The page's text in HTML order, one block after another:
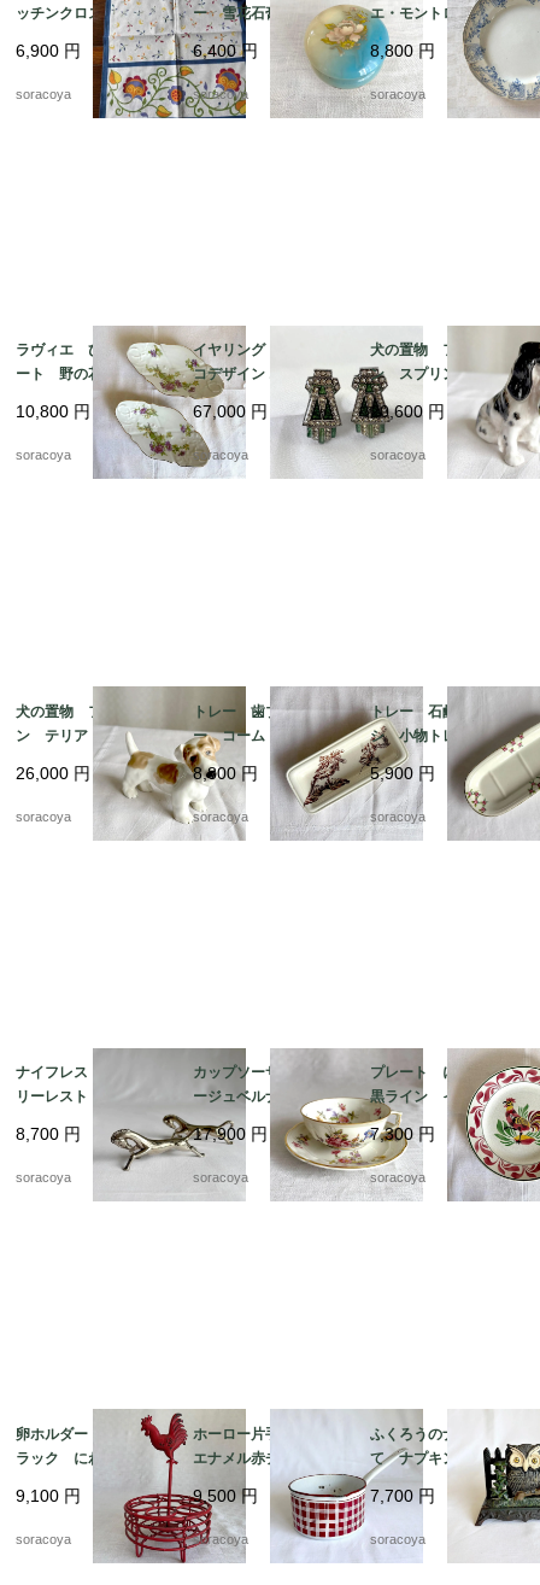
ッチンクロス テーブ
ルマット イタリア
製 レトロ カラフル
ヴィンテージ 12clem
6,900 円
soracoya
ー 雪花石膏 イタリ
ア製 天然石 花プリ
ント
6,400円
soracoya
エ・モントロー 平皿 蔦
レリーフ デザート
19twm84-2
8,800円
soracoya
ラヴィエ ひし形プレ
ート 野の花 オード
ブル プチガトー お
やつおつまみ 2枚セッ
10,800 円
soracoya
イヤリング アールデ
コデザイン エメラルド
グリーン エナメル加
工 12acen27
67,000 円
soracoya
犬の置物 フィギュリ
ン スプリンガースパ
ニエルとキジ 猟犬
ロイヤルドルトン 19
otm43-2
20,600 円
soracoya
犬の置物 フィギュリ
ン テリア 陶器製
ロイヤルドックス 19
otm43
26,000 円
soracoya
トレー 歯ブラシトレ
ー コームトレー 細
長陶器皿 植物画 ボ
タニカル 19otm25
8,800円
soracoya
トレー 石鹸 歯ブラ
シ 小物トレー オン
ナング窯 19twm8-2
5,900 円
soracoya
ナイフレスト カトラ
リーレスト 箸置きに
セット 12twew10
8,700 円
soracoya
カップソーサー リモ
ージュベルナルド フ
ローラル 金彩 ヴィ
ンテージ 12twep3
17,900 円
soracoya
プレート にわとり
黒ライン イエローポ
イント 飾り皿 雄
鶏 リュネビル 19twm
22
7,300 円
soracoya
卵ホルダー ワイヤー
ラック にわとり 雄
ヤーエッグバスケット
9,100 円
soracoya
ホーロー片手鍋 白
エナメル赤チェック
ダミエ BB社 19kw
m11
9,500 円
soracoya
ふくろうのナプキンた
て ナプキンスタン
ド ナプキンホルダ
ー アイアン 鉄製
レターラック 12twet6
7,700 円
soracoya